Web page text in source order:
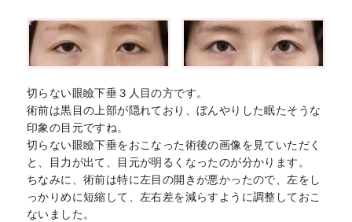
切らない眼瞼下垂３人目の方です。
術前は黒目の上部が隠れており、ぼんやりした眠たそうな
印象の目元ですね。
切らない眼瞼下垂をおこなった術後の画像を見ていただく
と、目力が出て、目元が明るくなったのが分かります。
ちなみに、術前は特に左目の開きが悪かったので、左をし
っかりめに短縮して、左右差を減らすように調整しておこ
ないました。